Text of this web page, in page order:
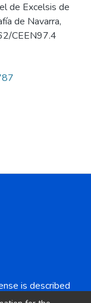
de Excelsis de
de Navarra,
CEEN97.4
is described